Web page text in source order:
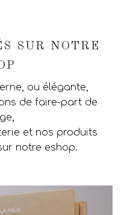
SUR NOTRE
ou élégante,
de faire-part de
et nos produits
notre eshop.